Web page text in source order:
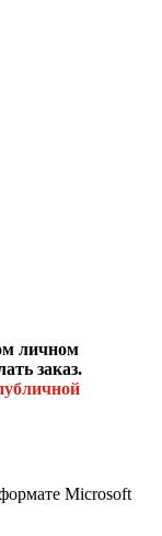
личном
заказ.
Microsoft